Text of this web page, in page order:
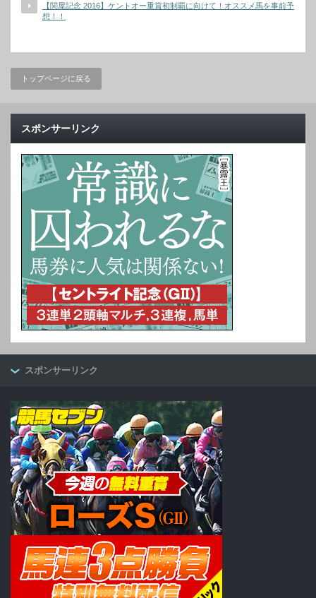
【関屋記念 2016】ケントオー重賞初制覇に向けて！オススメ馬を事前予
想！！
トップページに戻る
スポンサーリンク
スポンサーリンク